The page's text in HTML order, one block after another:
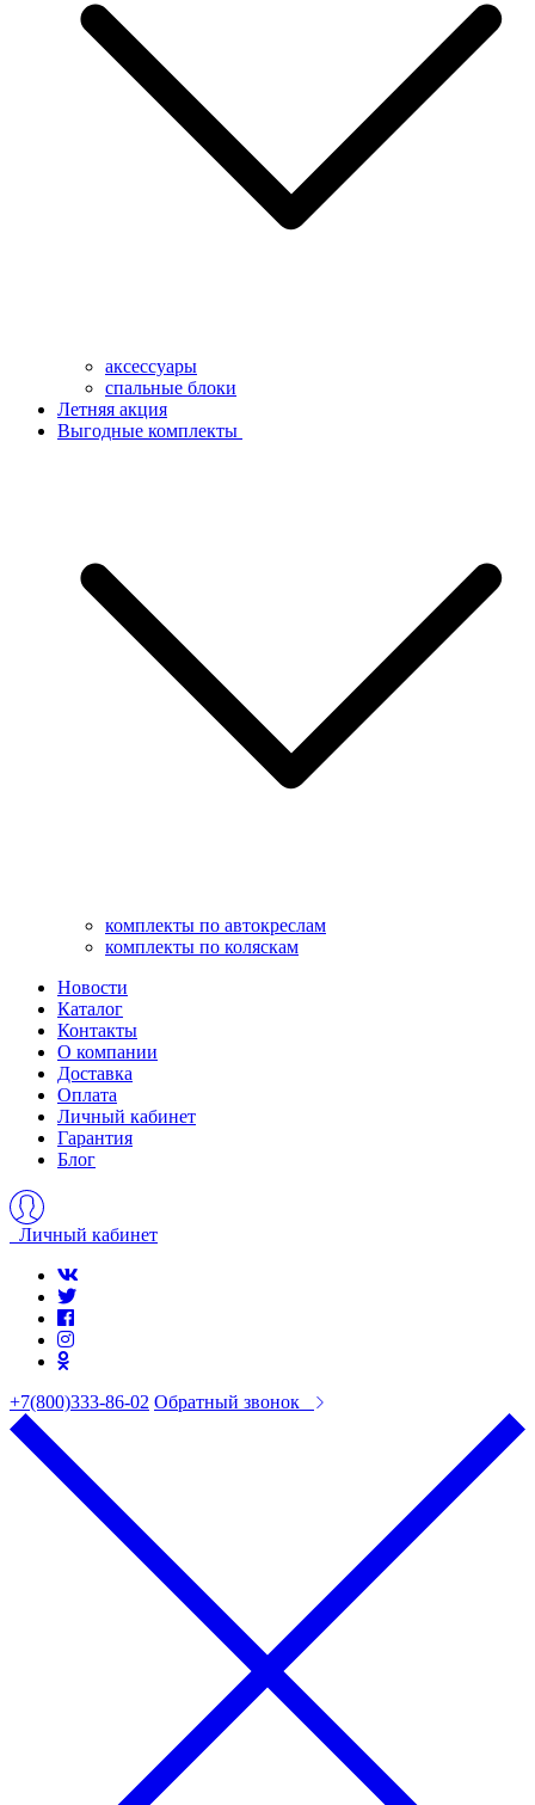
аксессуары
спальные блоки
Летняя акция
Выгодные комплекты
комплекты по автокреслам
комплекты по коляскам
Новости
Каталог
Контакты
О компании
Доставка
Оплата
Личный кабинет
Гарантия
Блог
Личный кабинет
+7(800)333-86-02 Обратный звонок